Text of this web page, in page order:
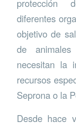
protección
diferentes
objetivo de
de
necesitan la
recursos
Seprona o la
Desde hace